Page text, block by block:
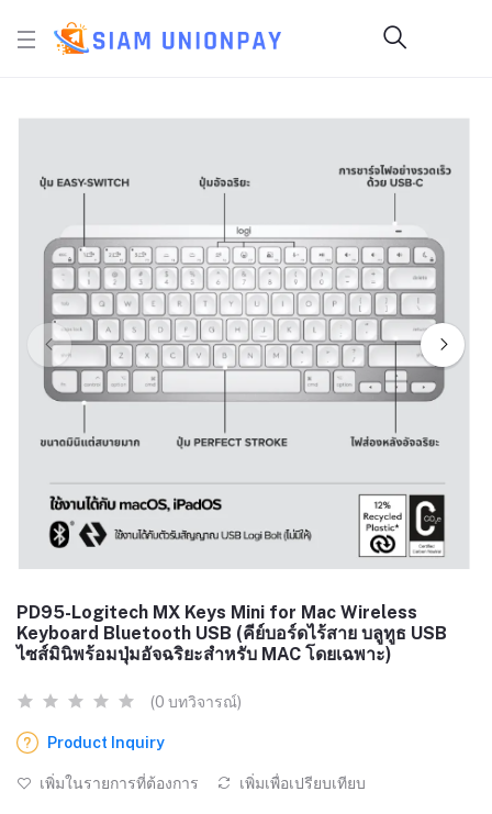
PD95-Logitech MX Keys Mini for Mac Wireless
Keyboard Bluetooth USB (คีย์บอร์ดไร้สาย บลูทูธ USB
ไซส์มินิพร้อมปุ่มอัจฉริยะสำหรับ MAC โดยเฉพาะ)
(0 บทวิจารณ์)
Product Inquiry
เพิ่มในรายการที่ต้องการ เพิ่มเพื่อเปรียบเทียบ